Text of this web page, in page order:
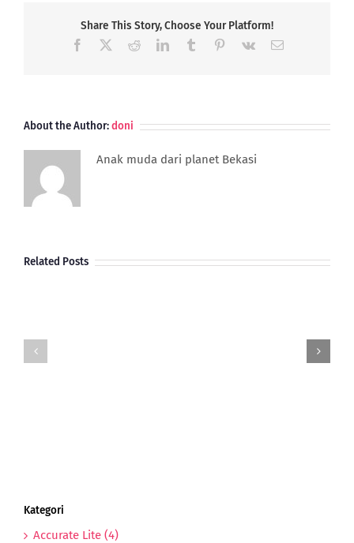
Kata
Share This Story, Choose Your Platform!
Facebook RedditLinkedInTumblr Pinterest
Vk Email
About the Author:doni
Anak muda dari planet Bekasi
Related Posts
Kategori
Accurate Lite (4)